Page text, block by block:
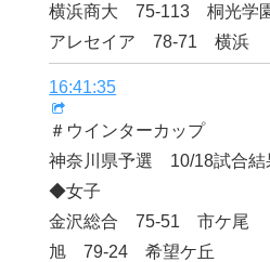
横浜商大 75-113 桐光学
アレセイア 78-71 横浜
16:41:35
＃ウインターカップ
神奈川県予選 10/18試合結
◆女子
金沢総合 75-51 市ケ尾
旭 79-24 希望ケ丘